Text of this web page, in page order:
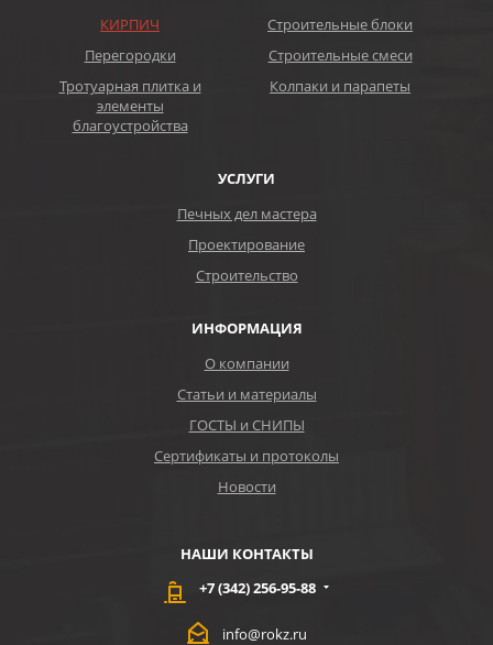
КИРПИЧ
Строительные блоки
Перегородки
Строительные смеси
Тротуарная плитка и
элементы
благоустройства
Колпаки и парапеты
УСЛУГИ
Печных дел мастера
Проектирование
Строительство
ИНФОРМАЦИЯ
О компании
Статьи и материалы
ГОСТЫ и СНИПЫ
Сертификаты и протоколы
Новости
НАШИ КОНТАКТЫ
+7 (342) 256-95-88
info@rokz.ru